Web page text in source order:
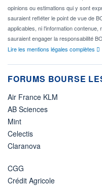
opinions ou estimations qui y sont
sauraient refléter le point de vue de
applicables, ni l'information
sauraient engager la responsabilité
Lire les mentions légales complètes
FORUMS BOURSE
Air France KLM
AB Sciences
Mint
Celectis
Claranova
CGG
Crédit Agricole